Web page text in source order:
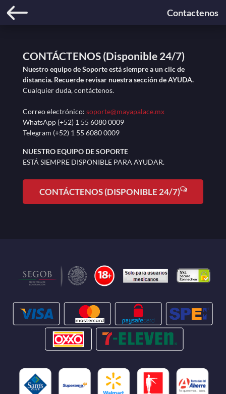
Contactenos
CONTÁCTENOS (Disponible 24/7)
Nuestro equipo de Soporte está siempre a un clic de
distancia. Recuerde revisar nuestra sección de AYUDA.
Cualquier duda, contáctenos.
Correo electrónico: soporte@mayapalace.mx
WhatsApp (+52) 1 55 6080 0009
Telegram (+52) 1 55 6080 0009
NUESTRO EQUIPO DE SOPORTE
ESTÁ SIEMPRE DISPONIBLE PARA AYUDAR.
CONTÁCTENOS (DISPONIBLE 24/7)